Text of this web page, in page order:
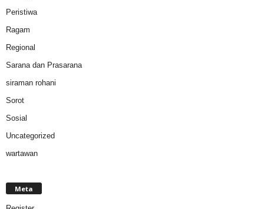
Peristiwa
Ragam
Regional
Sarana dan Prasarana
siraman rohani
Sorot
Sosial
Uncategorized
wartawan
Meta